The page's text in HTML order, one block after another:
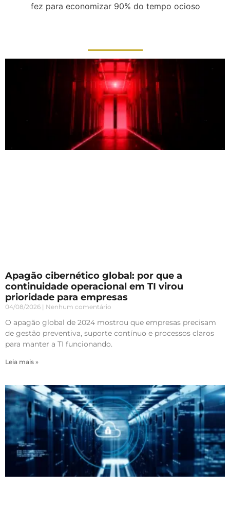
fez para economizar 90% do tempo ocioso
Apagão cibernético global: por que a
continuidade operacional em TI virou
prioridade para empresas
04/08/2026 Nenhum comentário
O apagão global de 2024 mostrou que empresas precisam
de gestão preventiva, suporte contínuo e processos claros
para manter a TI funcionando.
Leia mais »